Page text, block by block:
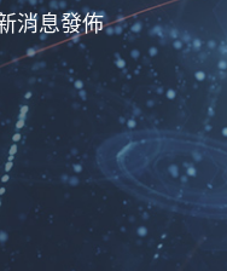
消息發佈